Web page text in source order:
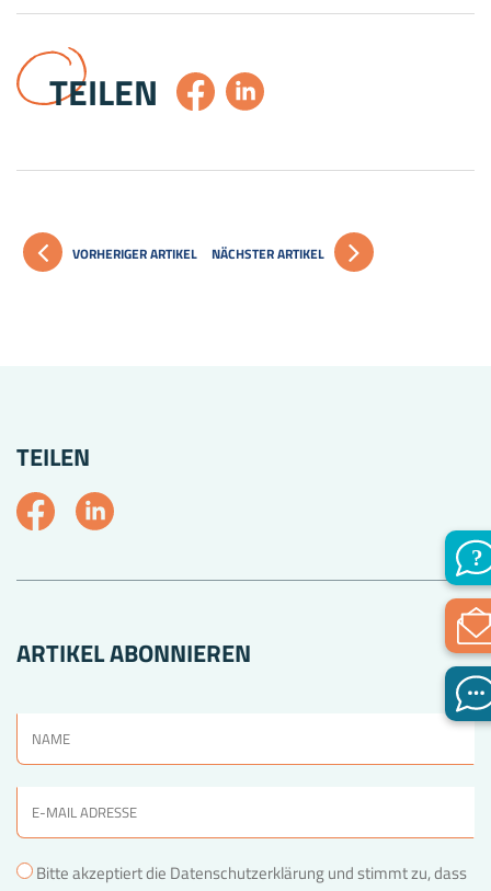
TEILEN
VORHERIGER ARTIKEL NÄCHSTER ARTIKEL
TEILEN
ARTIKEL ABONNIEREN
Bitte akzeptiert die Datenschutzerklärung und stimmt zu, dass